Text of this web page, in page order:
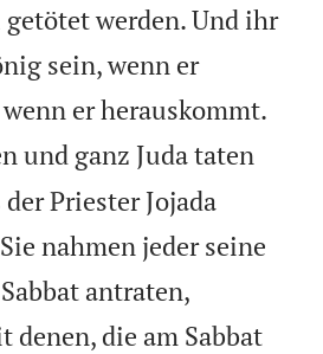
werden. Und ihr
sein, wenn er
er herauskommt.
und ganz Juda taten
Priester Jojada
nahmen jeder seine
antraten,
denen, die am Sabbat